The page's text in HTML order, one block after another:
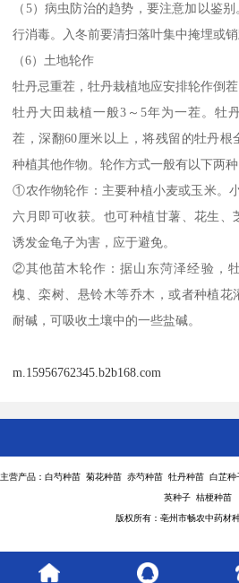
（5）病虫防治的趋势，要注意加以鉴
行消毒。入冬前要清扫落叶集中掩埋或销
（6）土地轮作
牡丹忌重茬，牡丹栽植地应安排轮作倒茬
牡丹大田栽植一般3～5年为一茬。牡
茬，深翻60厘米以上，将残留的牡丹根
种植其他作物。轮作方式一般有以下两种
①农作物轮作：主要种植小麦或玉米。
六月即可收获。也可种植甘薯、花生、
诱发金龟子为害，应于避免。
②其他苗木轮作：据山东菏泽经验，
槐、栾树、悬铃木等乔木，或者种植花
耐碱，可吸收土壤中的一些盐碱。
m.15956762345.b2b168.com
主营产品：白芍种苗 菊花种苗 赤芍种苗 牡丹种苗 白芷
英种子 桔梗种苗
版权所有：亳州市畅农中药材